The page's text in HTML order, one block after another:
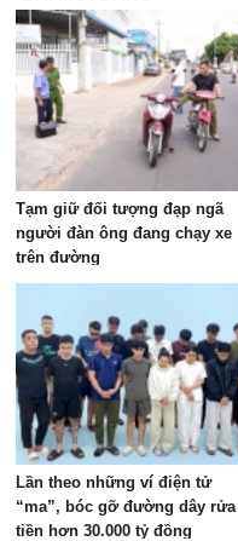
Tạm giữ đối tượng đạp ngã
người đàn ông đang chạy xe
trên đường
Lần theo những ví điện tử
“ma”, bóc gỡ đường dây rửa
tiền hơn 30.000 tỷ đồng